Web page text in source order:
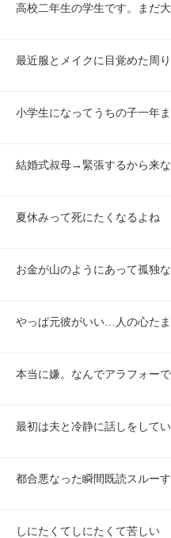
高校二年生の学生です。まだ
最近服とメイクに目覚めた周
小学生になってうちの子一年
結婚式叔母→緊張するから来
夏休みって死にたくなるよね
お金が山のようにあって孤独
やっぱ元彼がいい…人の心た
本当に嫌。なんでアラフォー
最初は夫と冷静に話しをして
都合悪なった瞬間既読スルー
しにたくてしにたくて苦しい